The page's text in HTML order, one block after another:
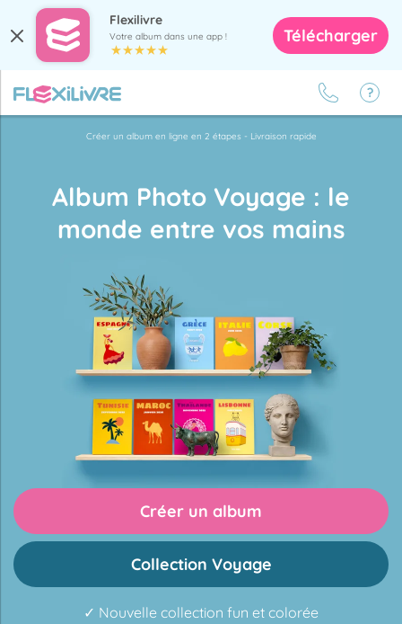
Flexilivre
Votre album dans une app ! Télécharger
Créer un album en ligne en 2 étapes - Livraison rapide
Album Photo Voyage : le
monde entre vos mains
Créer un album
Collection Voyage
✓ Nouvelle collection fun et colorée